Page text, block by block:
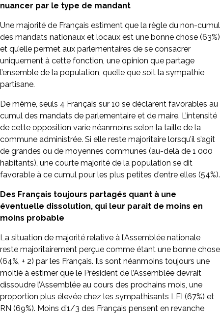
nuancer par le type de mandant
Une majorité de Français estiment que la règle du non-cumul
des mandats nationaux et locaux est une bonne chose (63%)
et qu’elle permet aux parlementaires de se consacrer
uniquement à cette fonction, une opinion que partage
l’ensemble de la population, quelle que soit la sympathie
partisane.
De même, seuls 4 Français sur 10 se déclarent favorables au
cumul des mandats de parlementaire et de maire. L’intensité
de cette opposition varie néanmoins selon la taille de la
commune administrée. Si elle reste majoritaire lorsqu’il s’agit
de grandes ou de moyennes communes (au-delà de 1 000
habitants), une courte majorité de la population se dit
favorable à ce cumul pour les plus petites d’entre elles (54%).
Des Français toujours partagés quant à une
éventuelle dissolution, qui leur parait de moins en
moins probable
La situation de majorité relative à l’Assemblée nationale
reste majoritairement perçue comme étant une bonne chose
(64%, + 2) par les Français. Ils sont néanmoins toujours une
moitié à estimer que le Président de l’Assemblée devrait
dissoudre l’Assemblée au cours des prochains mois, une
proportion plus élevée chez les sympathisants LFI (67%) et
RN (69%). Moins d’1/3 des Français pensent en revanche